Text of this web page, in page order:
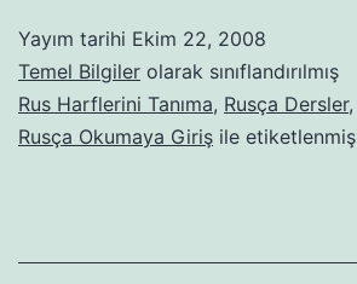
Rus
Harflerini
Kavrama
Yayım tarihi Ekim 22, 2008
Temel Bilgiler olarak sınıflandırılmış
Rus Harflerini Tanıma, Rusça Dersler,
Rusça Okumaya Giriş ile etiketlenmiş